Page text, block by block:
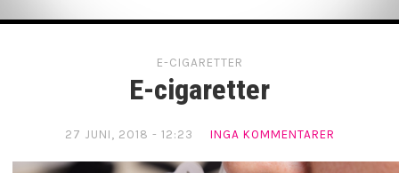
Ekonomi Cigaretter
E-CIGARETTER
E-cigaretter
27 JUNI, 2018 - 12:23 INGA KOMMENTARER